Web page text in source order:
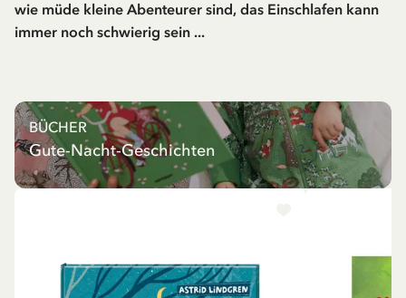
wie müde kleine Abenteurer sind, das Einschlafen kann
immer noch schwierig sein ...
BÜCHER
Gute-Nacht-Geschichten